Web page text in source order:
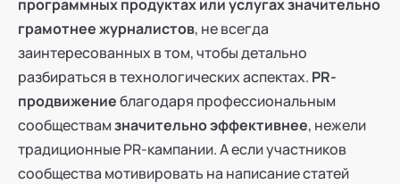
программных продуктах или услугах значительно
грамотнее журналистов, не всегда
заинтересованных в том, чтобы детально
разбираться в технологических аспектах. PR-
продвижениеблагодаря профессиональным
сообществамзначительно эффективнее, нежели
традиционные PR-кампании. А если участников
сообщества мотивировать на написание статей